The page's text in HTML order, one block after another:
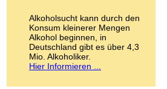
LSD
Marihuana
Medikamente
Meskalin
Metamphetamin
Methadon
Alkoholsucht kann durch den
Konsum kleinerer Mengen
Alkohol beginnen, in
Deutschland gibt es über 4,3
Mio. Alkoholiker.
Hier Informieren ...